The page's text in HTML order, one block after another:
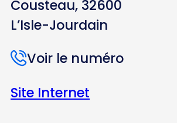
Cousteau, 32600
L’Isle-Jourdain
Voir le numéro
Site Internet